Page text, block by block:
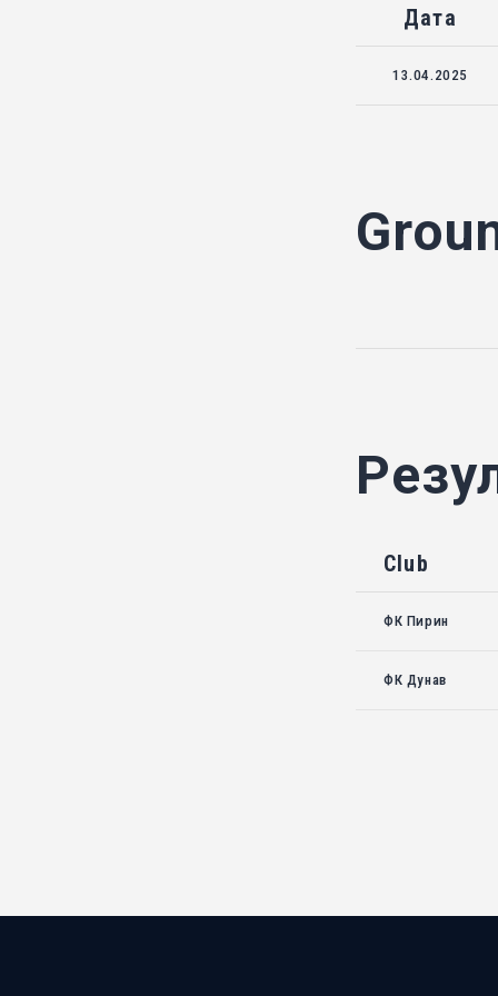
Дата
13.04.2025
Club
ФК Пирин
ФК Дунав